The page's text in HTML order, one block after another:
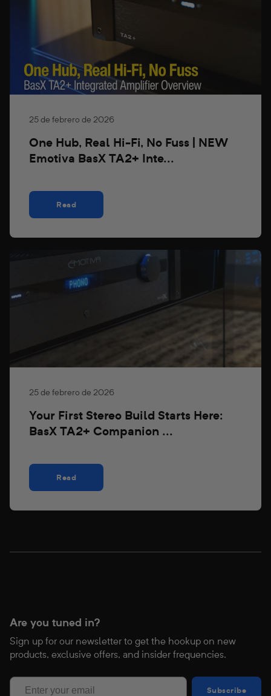
25 de febrero de 2026
One Hub, Real Hi-Fi, No Fuss | NEW
Emotiva BasX TA2+ Inte...
Read
25 de febrero de 2026
Your First Stereo Build Starts Here:
BasX TA2+ Companion ...
Read
Are you tuned in?
Sign up for our newsletter to get the hookup on new
products, exclusive offers, and insider frequencies.
Subscribe
Subscribe